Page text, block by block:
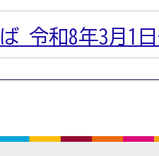
令和8年3月1